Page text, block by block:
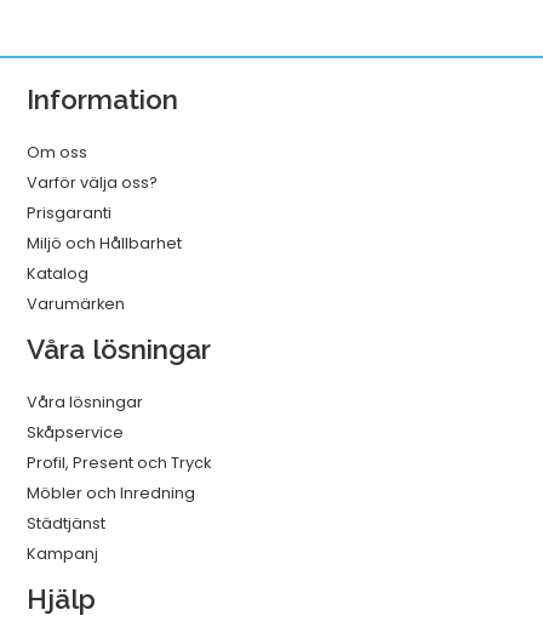
Information
Om oss
Varför välja oss?
Prisgaranti
Miljö och Hållbarhet
Katalog
Varumärken
Våra lösningar
Våra lösningar
Skåpservice
Profil, Present och Tryck
Möbler och Inredning
Städtjänst
Kampanj
Hjälp